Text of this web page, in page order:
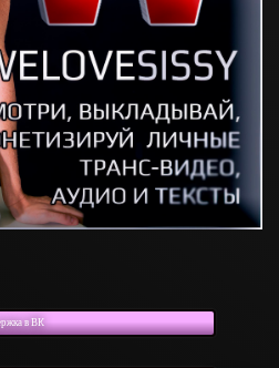
в ВК